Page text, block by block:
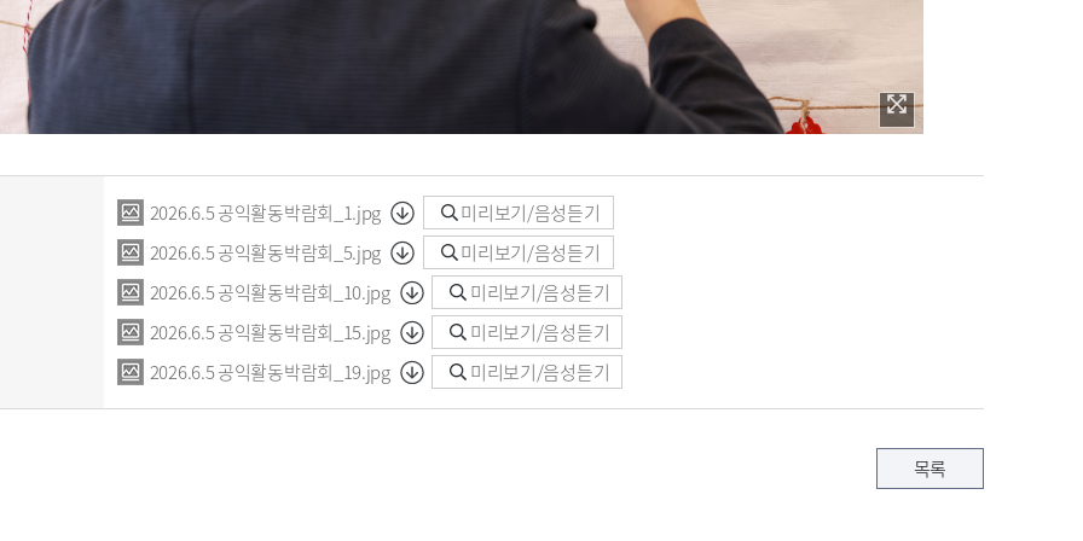
2026.6.5 공익활동박람회_1.jpg
미리보기/음성듣기
2026.6.5 공익활동박람회_5.jpg
미리보기/음성듣기
2026.6.5 공익활동박람회_10.jpg
미리보기/음성듣기
2026.6.5 공익활동박람회_15.jpg
미리보기/음성듣기
2026.6.5 공익활동박람회_19.jpg
미리보기/음성듣기
목록